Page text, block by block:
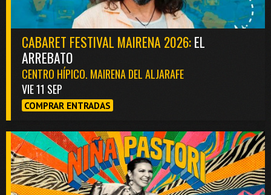
CABARET FESTIVAL MAIRENA 2026:EL
ARREBATO
CENTRO HÍPICO. MAIRENA DEL ALJARAFE
VIE 11 SEP
COMPRAR ENTRADAS